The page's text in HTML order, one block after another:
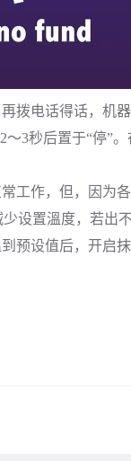
电话得话，机
3秒后置于“停”
作，但，因为
设置溫度，若出
设值后，开